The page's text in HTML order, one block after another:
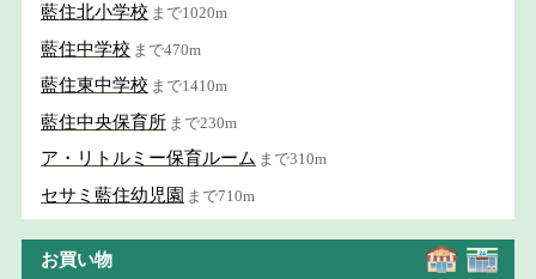
藍住北小学校 まで1020m
藍住中学校 まで470m
藍住東中学校 まで1410m
藍住中央保育所 まで230m
ア・リトルミー保育ルーム まで310m
セサミ藍住幼児園 まで710m
お買い物